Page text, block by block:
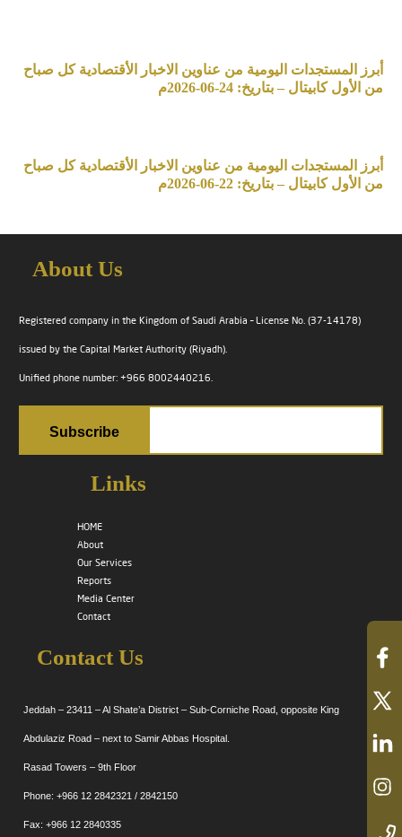
أبرز المستجدات اليومية من عناوين الاخبار الأقتصادية كل صباح
من الأول كابيتال – بتاريخ: 24-06-2026م
أبرز المستجدات اليومية من عناوين الاخبار الأقتصادية كل صباح
من الأول كابيتال – بتاريخ: 22-06-2026م
About Us
Registered company in the Kingdom of Saudi Arabia – License No. (37-14178)
issued by the Capital Market Authority (Riyadh).
Unified phone number: +966 8002440216.
Links
HOME
About
Our Services
Reports
Media Center
Contact
Contact Us
Jeddah – 23411 – Al Shate’a District – Sub-Corniche Road, opposite King
Abdulaziz Road – next to Samir Abbas Hospital.
Rasad Towers – 9th Floor
Phone: +966 12 2842321 / 2842150
Fax: +966 12 2840335